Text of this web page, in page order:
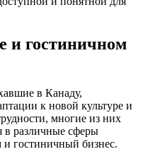
и гостиничном
в Канаду,
к новой культуре и
многие из них
в различные сферы
гостиничный бизнес.